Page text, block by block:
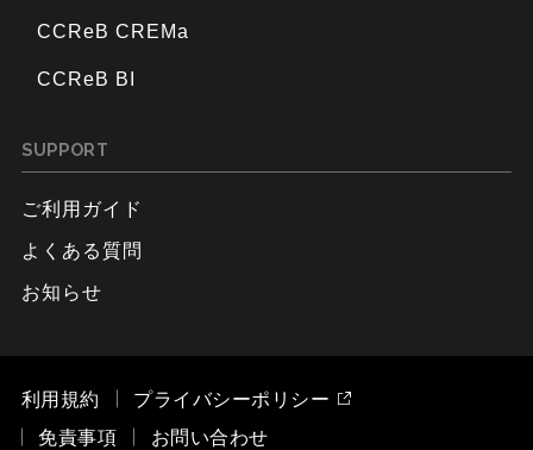
CCReB CREMa
CCReB BI
SUPPORT
ご利用ガイド
よくある質問
お知らせ
利用規約
プライバシーポリシー
免責事項
お問い合わせ